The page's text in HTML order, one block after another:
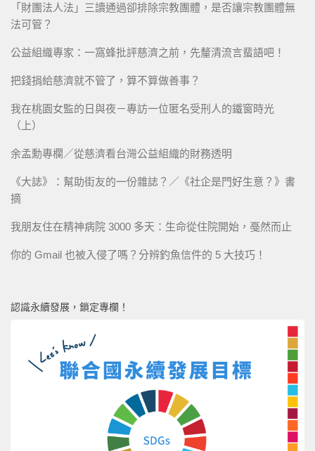
「財團法人法」三讀通過卻排除宗教團體，是否讓宗教團體無
法可管？
公益組織專家：一窩蜂批評慈濟之前，先釐清流言蜚語吧！
把錢捐給慈濟就不管了，算不算做善事？
我在桃園女監的日與夜－專訪一位匿名受刑人的鐵窗時光
（上）
余孟勳專欄／從慈濟看台灣公益組織的財務透明
《大誌》：幫助街友的一份雜誌？／《社企是門好生意？》書
摘
我朋友住在精神病院 3000 多天：生命從住院開始，戞然而止
你的 Gmail 也被入侵了嗎？分辨釣魚信件的 5 大技巧！
認識永續發展，鎖定專欄！